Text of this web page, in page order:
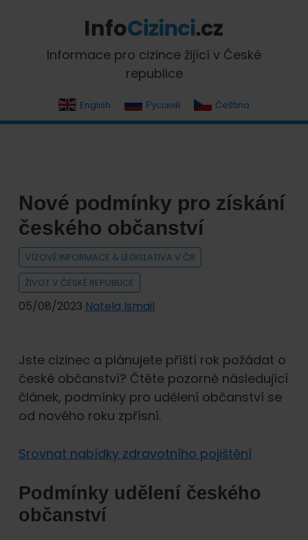
primary
navigation
content
primaryInfoCizinci.cz
Informace pro cizince žijící v České
republice
English Русский Čeština
Nové podmínky pro získání
českého občanství
VÍZOVÉ INFORMACE & LEGISLATIVA V ČR
ŽIVOT V ČESKÉ REPUBLICE
05/08/2023 Natela Ismail
Jste cizinec a plánujete příští rok požádat o
české občanství? Čtěte pozorně následující
článek, podmínky pro udělení občanství se
od nového roku zpřísní.
Srovnat nabídky zdravotního pojištění
Podmínky udělení českého
občanství